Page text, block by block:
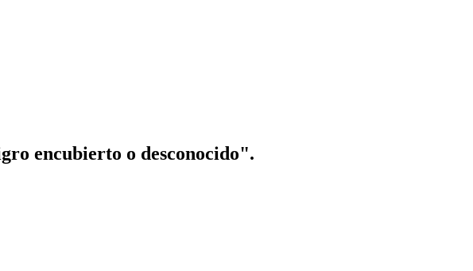
encubierto o desconocido".